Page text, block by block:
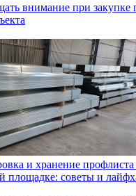
внимание при закупке
и хранение профлиста
площадке: советы и